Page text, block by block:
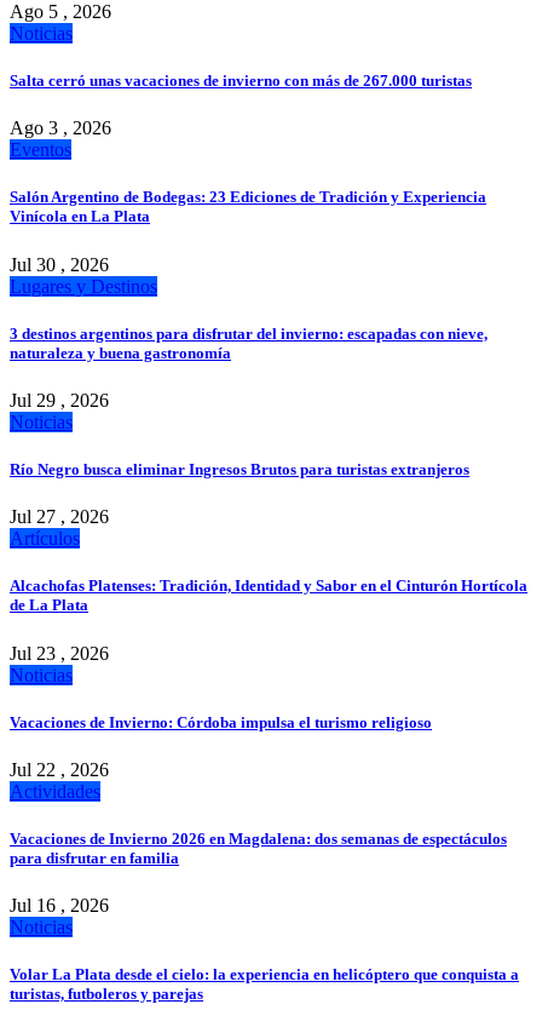
Ago 5 , 2026
Noticias
Salta cerró unas vacaciones de invierno con más de 267.000 turistas
Ago 3 , 2026
Eventos
Salón Argentino de Bodegas: 23 Ediciones de Tradición y Experiencia
Vinícola en La Plata
Jul 30 , 2026
Lugares y Destinos
3 destinos argentinos para disfrutar del invierno: escapadas con nieve,
naturaleza y buena gastronomía
Jul 29 , 2026
Noticias
Río Negro busca eliminar Ingresos Brutos para turistas extranjeros
Jul 27 , 2026
Artículos
Alcachofas Platenses: Tradición, Identidad y Sabor en el Cinturón Hortícola
de La Plata
Jul 23 , 2026
Noticias
Vacaciones de Invierno: Córdoba impulsa el turismo religioso
Jul 22 , 2026
Actividades
Vacaciones de Invierno 2026 en Magdalena: dos semanas de espectáculos
para disfrutar en familia
Jul 16 , 2026
Noticias
Volar La Plata desde el cielo: la experiencia en helicóptero que conquista a
turistas, futboleros y parejas